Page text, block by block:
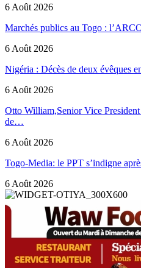
6 Août 2026
Marchés publics au Togo :
6 Août 2026
Nigéria : Décès de deux évêques
6 Août 2026
Otto William,Senior Vice
de…
6 Août 2026
Togo-Media: le PPT s’indigne
6 Août 2026